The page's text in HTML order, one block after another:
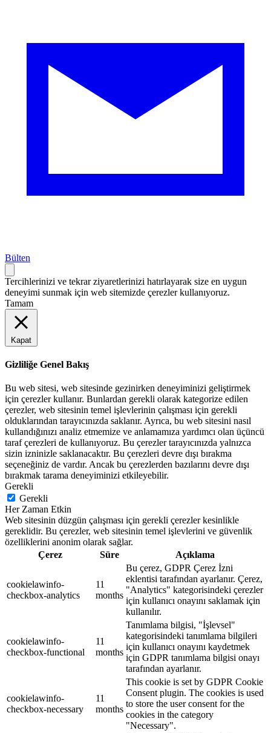
Bülten
Tercihlerinizi ve tekrar ziyaretlerinizi hatırlayarak size en uygun
deneyimi sunmak için web sitemizde çerezler kullanıyoruz.
Tamam
Kapat
Gizliliğe Genel Bakış
Bu web sitesi, web sitesinde gezinirken deneyiminizi geliştirmek
için çerezler kullanır. Bunlardan gerekli olarak kategorize edilen
çerezler, web sitesinin temel işlevlerinin çalışması için gerekli
olduklarından tarayıcınızda saklanır. Ayrıca, bu web sitesini nasıl
kullandığınızı analiz etmemize ve anlamamıza yardımcı olan üçüncü
taraf çerezleri de kullanıyoruz. Bu çerezler tarayıcınızda yalnızca
sizin izninizle saklanacaktır. Bu çerezleri devre dışı bırakma
seçeneğiniz de vardır. Ancak bu çerezlerden bazılarını devre dışı
bırakmak tarama deneyiminizi etkileyebilir.
Gerekli
Gerekli
Her Zaman Etkin
Web sitesinin düzgün çalışması için gerekli çerezler kesinlikle
gereklidir. Bu çerezler, web sitesinin temel işlevlerini ve güvenlik
özelliklerini anonim olarak sağlar.
Çerez
Süre Açıklama
cookielawinfo-
checkbox-analytics
11
months
Bu çerez, GDPR Çerez İzni
eklentisi tarafından ayarlanır. Çerez,
"Analytics" kategorisindeki çerezler
için kullanıcı onayını saklamak için
kullanılır.
cookielawinfo-
checkbox-functional
11
months
Tanımlama bilgisi, "İşlevsel"
kategorisindeki tanımlama bilgileri
için kullanıcı onayını kaydetmek
için GDPR tanımlama bilgisi onayı
tarafından ayarlanır.
cookielawinfo-
checkbox-necessary
11
months
This cookie is set by GDPR Cookie
Consent plugin. The cookies is used
to store the user consent for the
cookies in the category
"Necessary".